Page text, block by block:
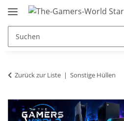
Zurück zur Liste Sonstige Hüllen